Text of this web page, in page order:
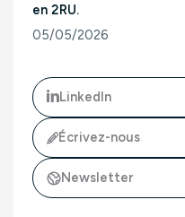
en 2RU.
05/05/2026
LinkedIn
Écrivez-nous
Newsletter